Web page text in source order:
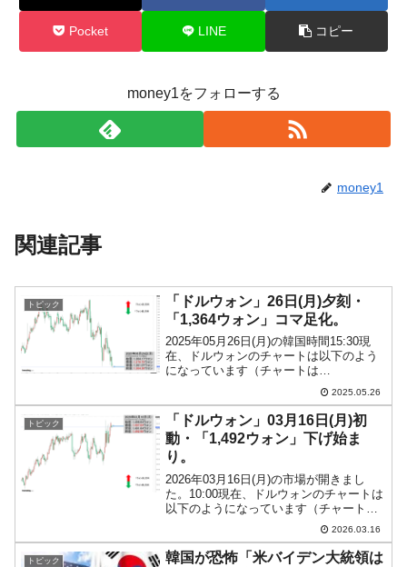
Pocket LINE コピー
money1をフォローする
money1
関連記事
トピック
「ドルウォン」26日(月)夕刻・
「1,364ウォン」コマ足化。
2025年05月26日(月)の韓国時間15:30現
在、ドルウォンのチャートは以下のよう
になっています（チャートは
『Investing.com』より引用）。ウォン安
方向への進行が抑えられました。現在の
ところ「1ドル＝1,364ウォン」近辺の
攻...
2025.05.26
トピック
「ドルウォン」03月16日(月)初
動・「1,492ウォン」下げ始ま
り。
2026年03月16日(月)の市場が開きまし
た。10:00現在、ドルウォンのチャートは
以下のようになっています（チャートは
『Investing.com』より引用）。下げて始
まりました。現在のところ「1ドル＝
1,492ウォン」近辺の攻防となっ...
2026.03.16
トピック
韓国が恐怖「米バイデン大統領は